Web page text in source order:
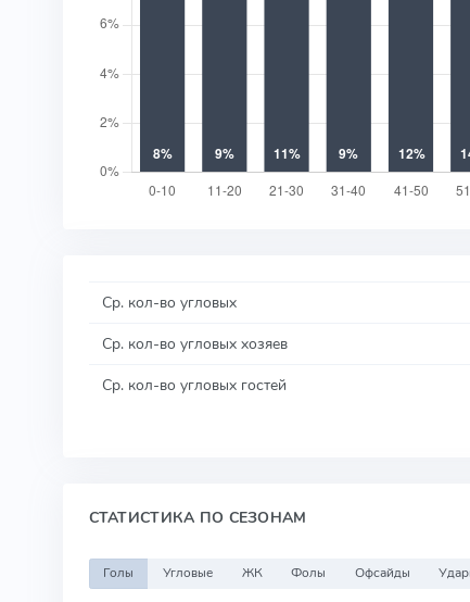
Ср. кол-во угловых
Ср. кол-во угловых хозяев
Ср. кол-во угловых гостей
СТАТИСТИКА ПО СЕЗОНАМ
Голы Угловые ЖК Фолы Офсайды